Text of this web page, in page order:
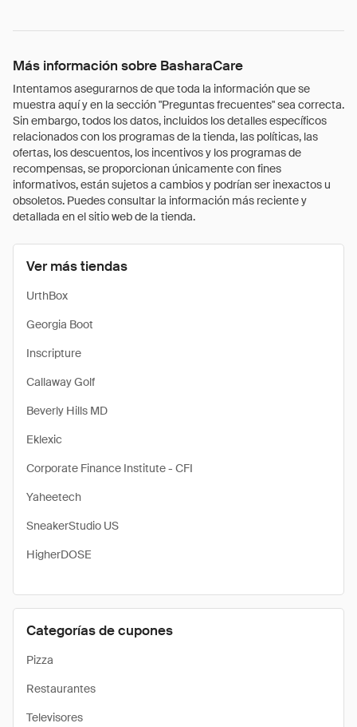
Más información sobre BasharaCare
Intentamos asegurarnos de que toda la información que se
muestra aquí y en la sección "Preguntas frecuentes" sea correcta.
Sin embargo, todos los datos, incluidos los detalles específicos
relacionados con los programas de la tienda, las políticas, las
ofertas, los descuentos, los incentivos y los programas de
recompensas, se proporcionan únicamente con fines
informativos, están sujetos a cambios y podrían ser inexactos u
obsoletos. Puedes consultar la información más reciente y
detallada en el sitio web de la tienda.
Ver más tiendas
UrthBox
Georgia Boot
Inscripture
Callaway Golf
Beverly Hills MD
Eklexic
Corporate Finance Institute - CFI
Yaheetech
SneakerStudio US
HigherDOSE
Categorías de cupones
Pizza
Restaurantes
Televisores